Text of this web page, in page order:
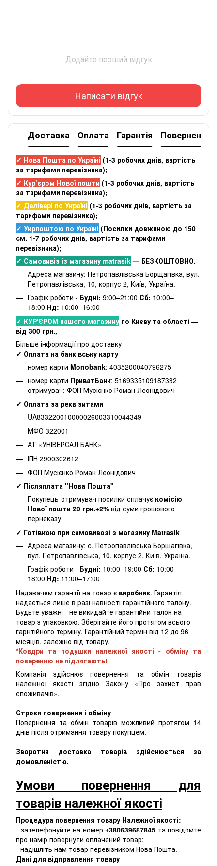
Додайте перший відгук
Написати відгук
Доставка Оплата Гарантія Повернення
✓ Нова Пошта по Україні (1-3 робочих днів, вартість
за тарифами перевізника);
✓ Кур’єром Нової пошти (1-3 робочих днів, вартість
за тарифами перевізника);
✓ Делівері по Україні (1-3 робочих днів, вартість за
тарифами перевізника);
✓ Укрпоштою по Україні (Посилки довжиною до 150
см. 1-7 робочих днів, вартість за тарифами
перевізника);
✓ Самовивіз із магазину matrasik— БЕЗКОШТОВНО.
Адреса магазину: Петропавлівська Борщагівка, вул.
Петропавлівська, 10, корпус 2, Київ, Україна.
Графік роботи - Будні: 9:00–21:00 Сб: 10:00–
18:00 Нд: 10:00–16:00
✓ КУР'ЄРОМ нашого магазину по Києву та області —
від 300 грн.,
Більше інформації про доставку
✓ Оплата на банківську карту
номер карти Monobank: 4035200040796275
номер карти ПриватБанк: 5169335109187332
отримувач: ФОП Мусієнко Роман Леонідович
✓ Оплата за реквізитами
UA833220010000026003310044349
МФО 322001
АТ «УНІВЕРСАЛ БАНК»
ІПН 2900302612
ФОП Мусієнко Роман Леонідович
✓ Післяплата "Нова Пошта"
Покупець-отримувач посилки сплачує комісію
Нової пошти 20 грн.+2% від суми грошового
пернеказу.
✓ Готівкою при самовивозі з магазину Matrasik
Адреса магазину: с. Петропавлівська Борщагівка,
вул. Петропавлівська, 10, корпус 2, Київ, Україна.
Графік роботи - Будні: 10:00–19:00 Сб: 10:00–
18:00 Нд: 11:00–17:00
Надавачем гарантії на товар є виробник. Гарантія
надається лише в разі навності гарантійного талону.
Будьте уважні - не викидайте гарантійни талон на
товар з упаковкою. Зберігайте його протягом всього
гарнтійного терміну. Гарантійний термін від 12 до 96
місяців, залежно від товару.
*Ковдри та подушки належної якості - обміну та
поверенню не підлягають!
Компанія здійснює повернення та обмін товарів
належної якості згідно Закону «Про захист прав
споживачів».
Строки повернення і обміну
Повернення та обмін товарів можливий протягом 14
днів після отримання товару покупцем.
Зворотня доставка товарів здійснюється за
домовленістю.
Умови повернення для
товарів належної якості
Процедура повернення товару Належної якості:
- зателефонуйте на номер +380639687845 та повідомте
про намір повернути оплачений товар;
- надішліть нам товар перевізником Нова Пошта.
Дані для відправлення товару